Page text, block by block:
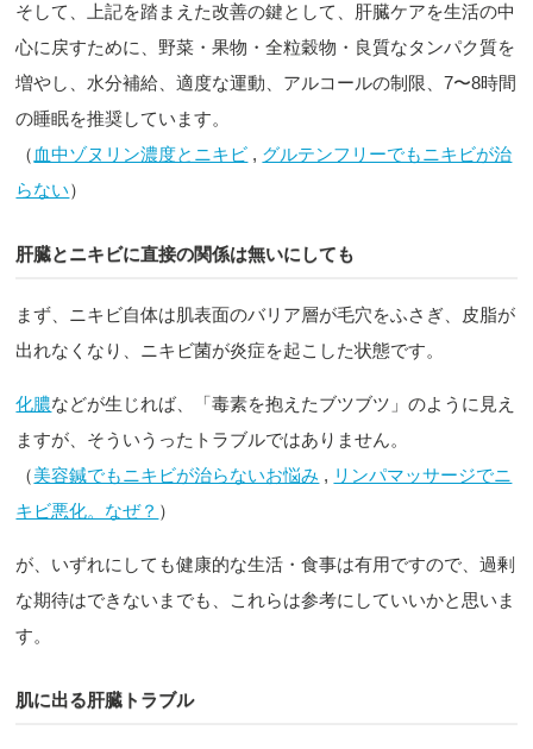
そして、上記を踏まえた改善の鍵として、肝臓ケアを生活の中
心に戻すために、野菜・果物・全粒穀物・良質なタンパク質を
増やし、水分補給、適度な運動、アルコールの制限、7〜8時間
の睡眠を推奨しています。
（ 血中ゾヌリン濃度とニキビ , グルテンフリーでもニキビが治
らない）
肝臓とニキビに直接の関係は無いにしても
まず、ニキビ自体は肌表面のバリア層が毛穴をふさぎ、皮脂が
出れなくなり、ニキビ菌が炎症を起こした状態です。
化膿などが生じれば、「毒素を抱えたブツブツ」のように見え
ますが、そういうったトラブルではありません。
（美容鍼でもニキビが治らないお悩み , リンパマッサージでニ
キビ悪化。なぜ？ ）
が、いずれにしても健康的な生活・食事は有用ですので、過剰
な期待はできないまでも、これらは参考にしていいかと思いま
す。
肌に出る肝臓トラブル